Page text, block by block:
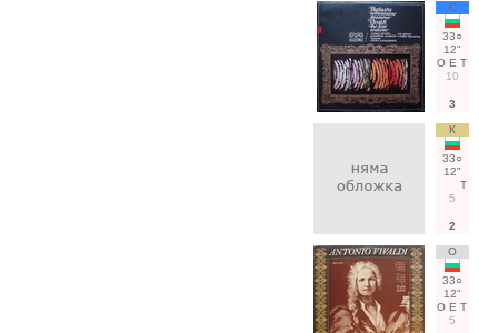
С
33○
12"
О Е Т
10
3
К
33○
12"
Т
5
2
О
33○
12"
О Е Т
5